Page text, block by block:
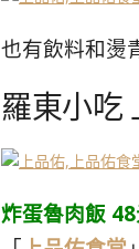
也有飲料和燙
羅東小吃
炸蛋魯肉飯